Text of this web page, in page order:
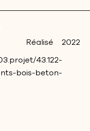
Réalisé 2022